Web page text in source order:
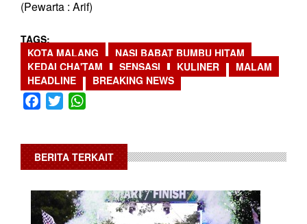
(Pewarta : Arif)
TAGS
KOTA MALANG
NASI BABAT BUMBU HITAM
KEDAI CHA'TAM
SENSASI KULINER
MALAM
HEADLINE
BREAKING NEWS
Facebook
Twitter
BERITA TERKAIT